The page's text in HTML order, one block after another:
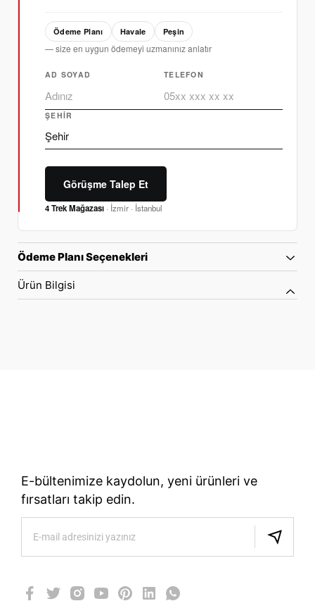
Ödeme Planı Havale Peşin
— size en uygun ödemeyi uzmanınız anlatır
AD SOYAD TELEFON
ŞEHIR
Görüşme Talep Et
4 Trek Mağazası · İzmir · İstanbul
Ödeme Planı Seçenekleri
Ürün Bilgisi
E-bültenimize kaydolun, yeni ürünleri ve
fırsatları takip edin.